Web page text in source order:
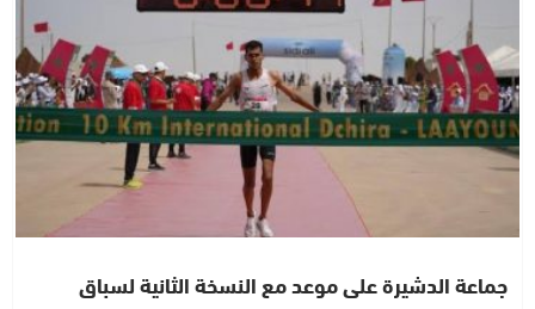
جماعة الدشيرة على موعد مع النسخة الثانية لسباق